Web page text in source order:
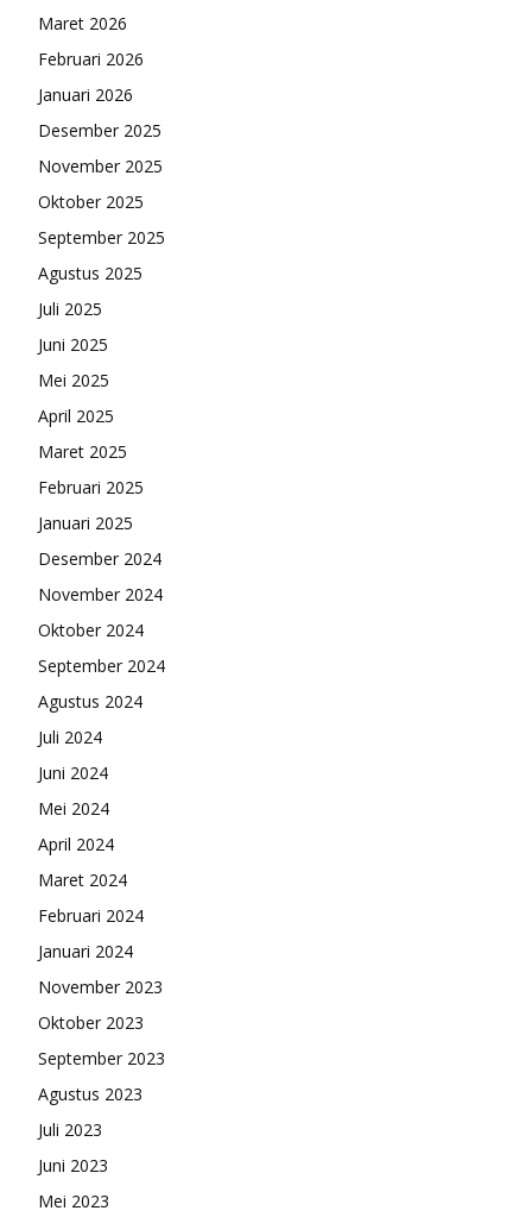
Maret 2026
Februari 2026
Januari 2026
Desember 2025
November 2025
Oktober 2025
September 2025
Agustus 2025
Juli 2025
Juni 2025
Mei 2025
April 2025
Maret 2025
Februari 2025
Januari 2025
Desember 2024
November 2024
Oktober 2024
September 2024
Agustus 2024
Juli 2024
Juni 2024
Mei 2024
April 2024
Maret 2024
Februari 2024
Januari 2024
November 2023
Oktober 2023
September 2023
Agustus 2023
Juli 2023
Juni 2023
Mei 2023